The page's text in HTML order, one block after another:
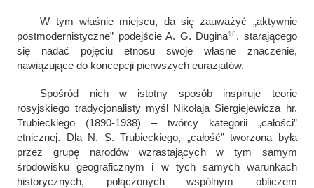
W tym właśnie miejscu, da się zauważyć „aktywnie
postmodernistyczne” podejście A. G. Dugina18, starającego
się nadać pojęciu etnosu swoje własne znaczenie,
nawiązujące do koncepcji pierwszych eurazjatów.
Spośród nich w istotny sposób inspiruje teorie
rosyjskiego tradycjonalisty myśl Nikołaja Siergiejewicza hr.
Trubieckiego (1890-1938) – twórcy kategorii „całości”
etnicznej. Dla N. S. Trubieckiego, „całość” tworzona była
przez grupę narodów wzrastających w tym samym
środowisku geograficznym i w tych samych warunkach
historycznych, połączonych wspólnym obliczem